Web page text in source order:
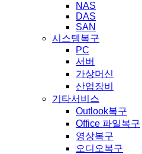
NAS
DAS
SAN
시스템복구
PC
서버
가상머신
산업장비
기타서비스
Outlook복구
Office 파일복구
영상복구
오디오복구